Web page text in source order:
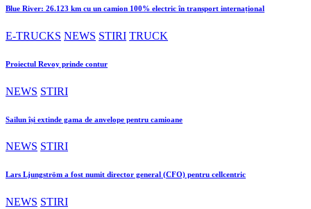
Blue River: 26.123 km cu un camion 100% electric în transport internațional
E-TRUCKS NEWS STIRI TRUCK
Proiectul Revoy prinde contur
NEWS STIRI
Sailun își extinde gama de anvelope pentru camioane
NEWS STIRI
Lars Ljungström a fost numit director general (CFO) pentru cellcentric
NEWS STIRI